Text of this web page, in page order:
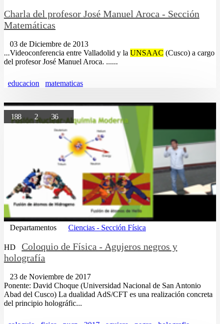
Charla del profesor José Manuel Aroca - Sección
Matemáticas
03 de Diciembre de 2013
...Videoconferencia entre Valladolid y la UNSAAC (Cusco) a cargo
del profesor José Manuel Aroca. ......
educacion matematicas
188 2 36
Departamentos Ciencias - Sección Física
HD
Coloquio de Física - Agujeros negros y
holografía
23 de Noviembre de 2017
Ponente: David Choque (Universidad Nacional de San Antonio
Abad del Cusco) La dualidad AdS/CFT es una realización concreta
del principio holográfic...